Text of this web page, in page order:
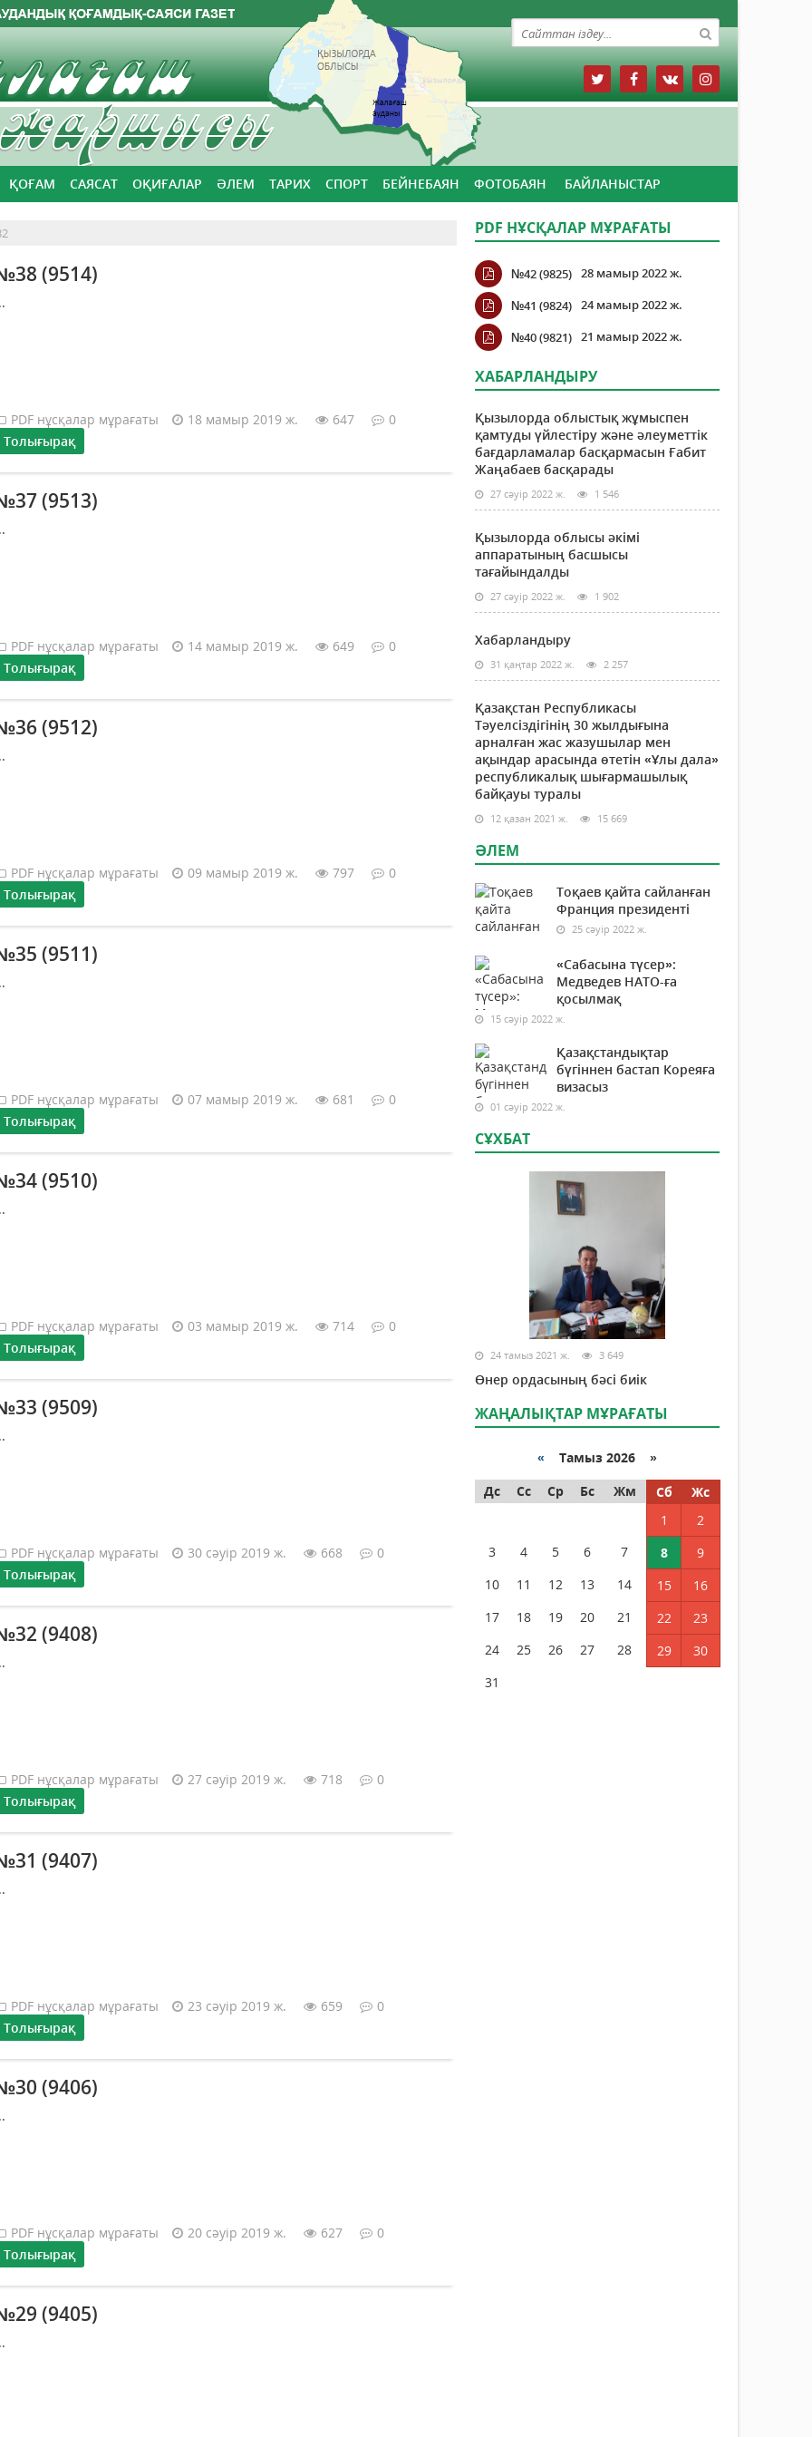
ҚОҒАМ САЯСАТ ОҚИҒАЛАР ӘЛЕМ ТАРИХ СПОРТ БЕЙНЕБАЯН ФОТОБАЯН БАЙЛАНЫСТАР
(9514)
PDF нұсқалар мұрағаты 18 мамыр 2019 ж. 647
0
Толығырақ
(9513)
PDF нұсқалар мұрағаты 14 мамыр 2019 ж. 649
0
Толығырақ
(9512)
PDF нұсқалар мұрағаты 09 мамыр 2019 ж. 797
0
Толығырақ
(9511)
PDF нұсқалар мұрағаты 07 мамыр 2019 ж. 681
0
Толығырақ
(9510)
PDF нұсқалар мұрағаты 03 мамыр 2019 ж. 714
0
Толығырақ
(9509)
PDF нұсқалар мұрағаты 30 сәуір 2019 ж. 668
0
Толығырақ
(9408)
PDF нұсқалар мұрағаты 27 сәуір 2019 ж. 718
0
Толығырақ
(9407)
PDF нұсқалар мұрағаты 23 сәуір 2019 ж. 659
0
Толығырақ
(9406)
PDF нұсқалар мұрағаты 20 сәуір 2019 ж. 627
0
Толығырақ
(9405)
PDF НҰСҚАЛАР МҰРАҒАТЫ
№42 (9825) 28 мамыр 2022 ж.
№41 (9824) 24 мамыр 2022 ж.
№40 (9821) 21 мамыр 2022 ж.
ХАБАРЛАНДЫРУ
Қызылорда облыстық жұмыспен
қамтуды үйлестіру және әлеуметтік
бағдарламалар басқармасын Ғабит
Жаңабаев басқарады
27 сәуір 2022 ж. 1 546
Қызылорда облысы әкімі
аппаратының басшысы
тағайындалды
27 сәуір 2022 ж. 1 902
Хабарландыру
31 қаңтар 2022 ж. 2 257
Қазақстан Республикасы
Тәуелсіздігінің 30 жылдығына
арналған жас жазушылар мен
ақындар арасында өтетін «Ұлы дала»
республикалық шығармашылық
байқауы туралы
12 қазан 2021 ж. 15 669
ӘЛЕМ
Тоқаев қайта сайланған
Франция президенті
25 сәуір 2022 ж.
«Сабасына түсер»:
Медведев НАТО-ға
қосылмақ
15 сәуір 2022 ж.
Қазақстандықтар
бүгіннен бастап Кореяға
визасыз
01 сәуір 2022 ж.
СҰХБАТ
24 тамыз 2021 ж. 3 649
Өнер ордасының бәсі биік
ЖАҢАЛЫҚТАР МҰРАҒАТЫ
« Тамыз 2026 »
Дс
Сс Ср Бс Жм Сб
Жс
1
2
3
4 5 6 7 8
9
10
11 12 13 14 15
16
17
18 19 20 21 22
23
24
25 26 27 28 29
30
31